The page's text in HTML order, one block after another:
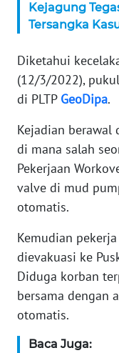
Kejagung
Tersangka
Diketahui
(12/3/2022),
di PLTP GeoDipa.
Kejadian berawal
di mana salah
Pekerjaan
valve di mud
otomatis.
Kemudian
dievakuasi ke
Diduga korban
bersama dengan
otomatis.
Baca Juga:
Regional
SUMUT
WN
WN
JABAR
WN
WN
NTT
WN